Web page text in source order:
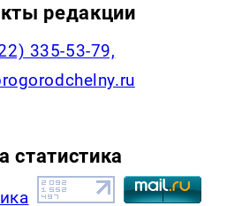
редакции
335-53-79,
статистика